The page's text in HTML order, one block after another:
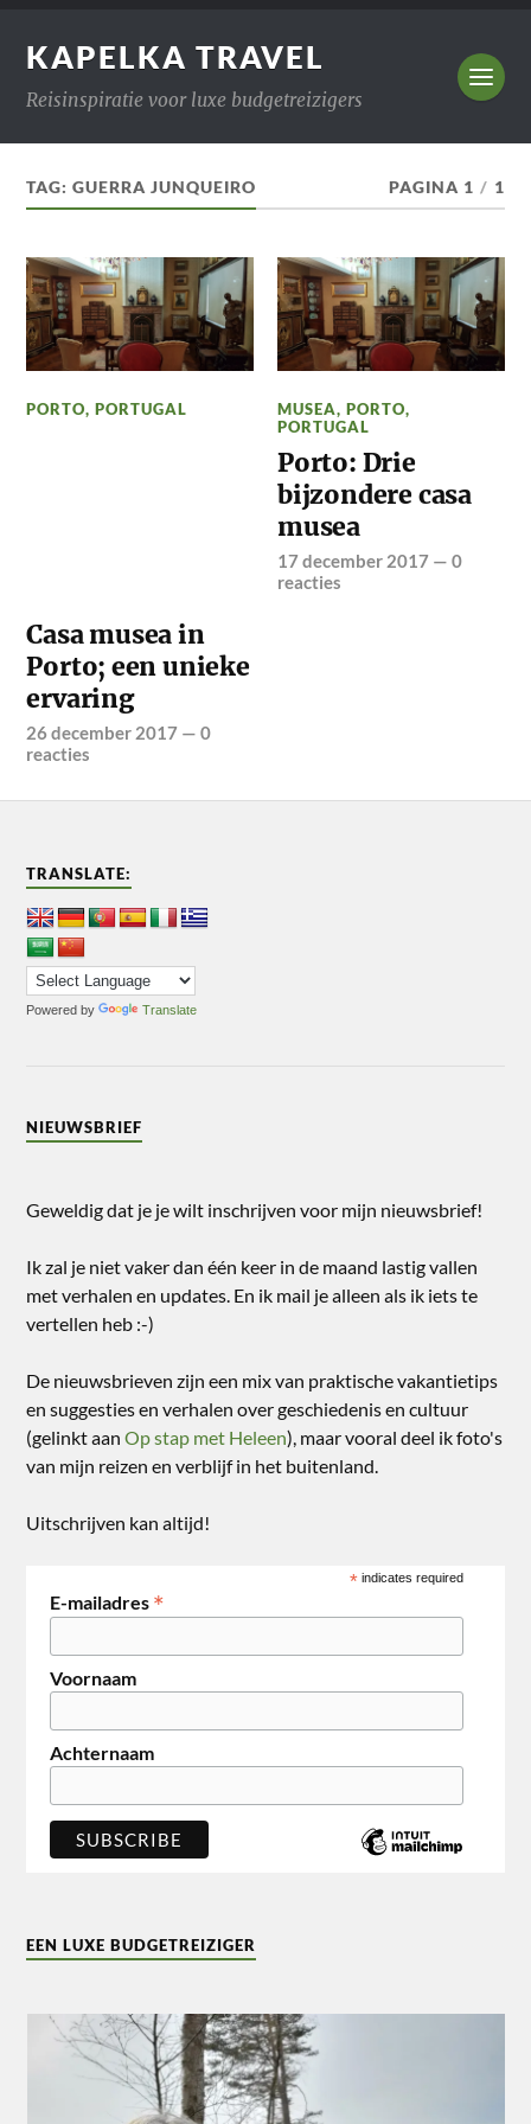
KAPELKA TRAVEL
Reisinspiratie voor luxe budgetreizigers
TAG:GUERRA JUNQUEIRO PAGINA 1 / 1
PORTO,PORTUGAL
Casa musea in
Porto; een unieke
ervaring
26 december 2017 —0
reacties
MUSEA,PORTO,
PORTUGAL
Porto: Drie
bijzondere casa
musea
17 december 2017 —0
reacties
TRANSLATE:
Powered by Translate
NIEUWSBRIEF
Geweldig dat je je wilt inschrijven voor mijn nieuwsbrief!
Ik zal je niet vaker dan één keer in de maand lastig vallen
met verhalen en updates. En ik mail je alleen als ik iets te
vertellen heb :-)
De nieuwsbrieven zijn een mix van praktische vakantietips
en suggesties en verhalen over geschiedenis en cultuur
(gelinkt aanOp stap met Heleen), maar vooral deel ik foto's
van mijn reizen en verblijf in het buitenland.
Uitschrijven kan altijd!
* indicates required
E-mailadres *
Voornaam
Achternaam
EEN LUXE BUDGETREIZIGER